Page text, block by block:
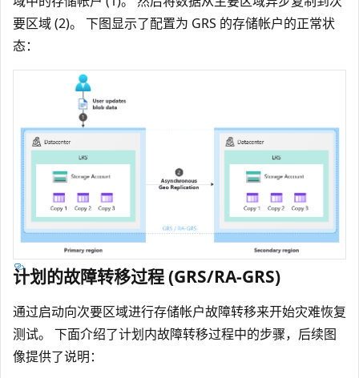
要区域 (2)。 下图显示了配置为 GRS 的存储帐户的正常状
态：
计划的故障转移过程 (GRS/RA-GRS)
通过启动向次要区域进行存储帐户故障转移来开始灾难恢复
测试。 下面介绍了计划内故障转移过程中的步骤，后续图
像提供了说明：